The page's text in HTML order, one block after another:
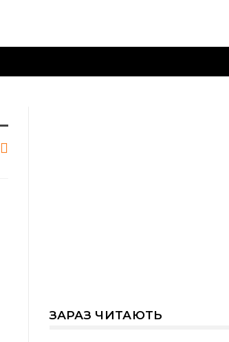
ЗАРАЗ ЧИТАЮТЬ